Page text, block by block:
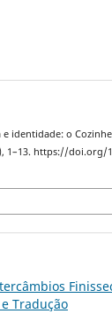
e identidade: o
1–13. https://doi.org/
Tradução